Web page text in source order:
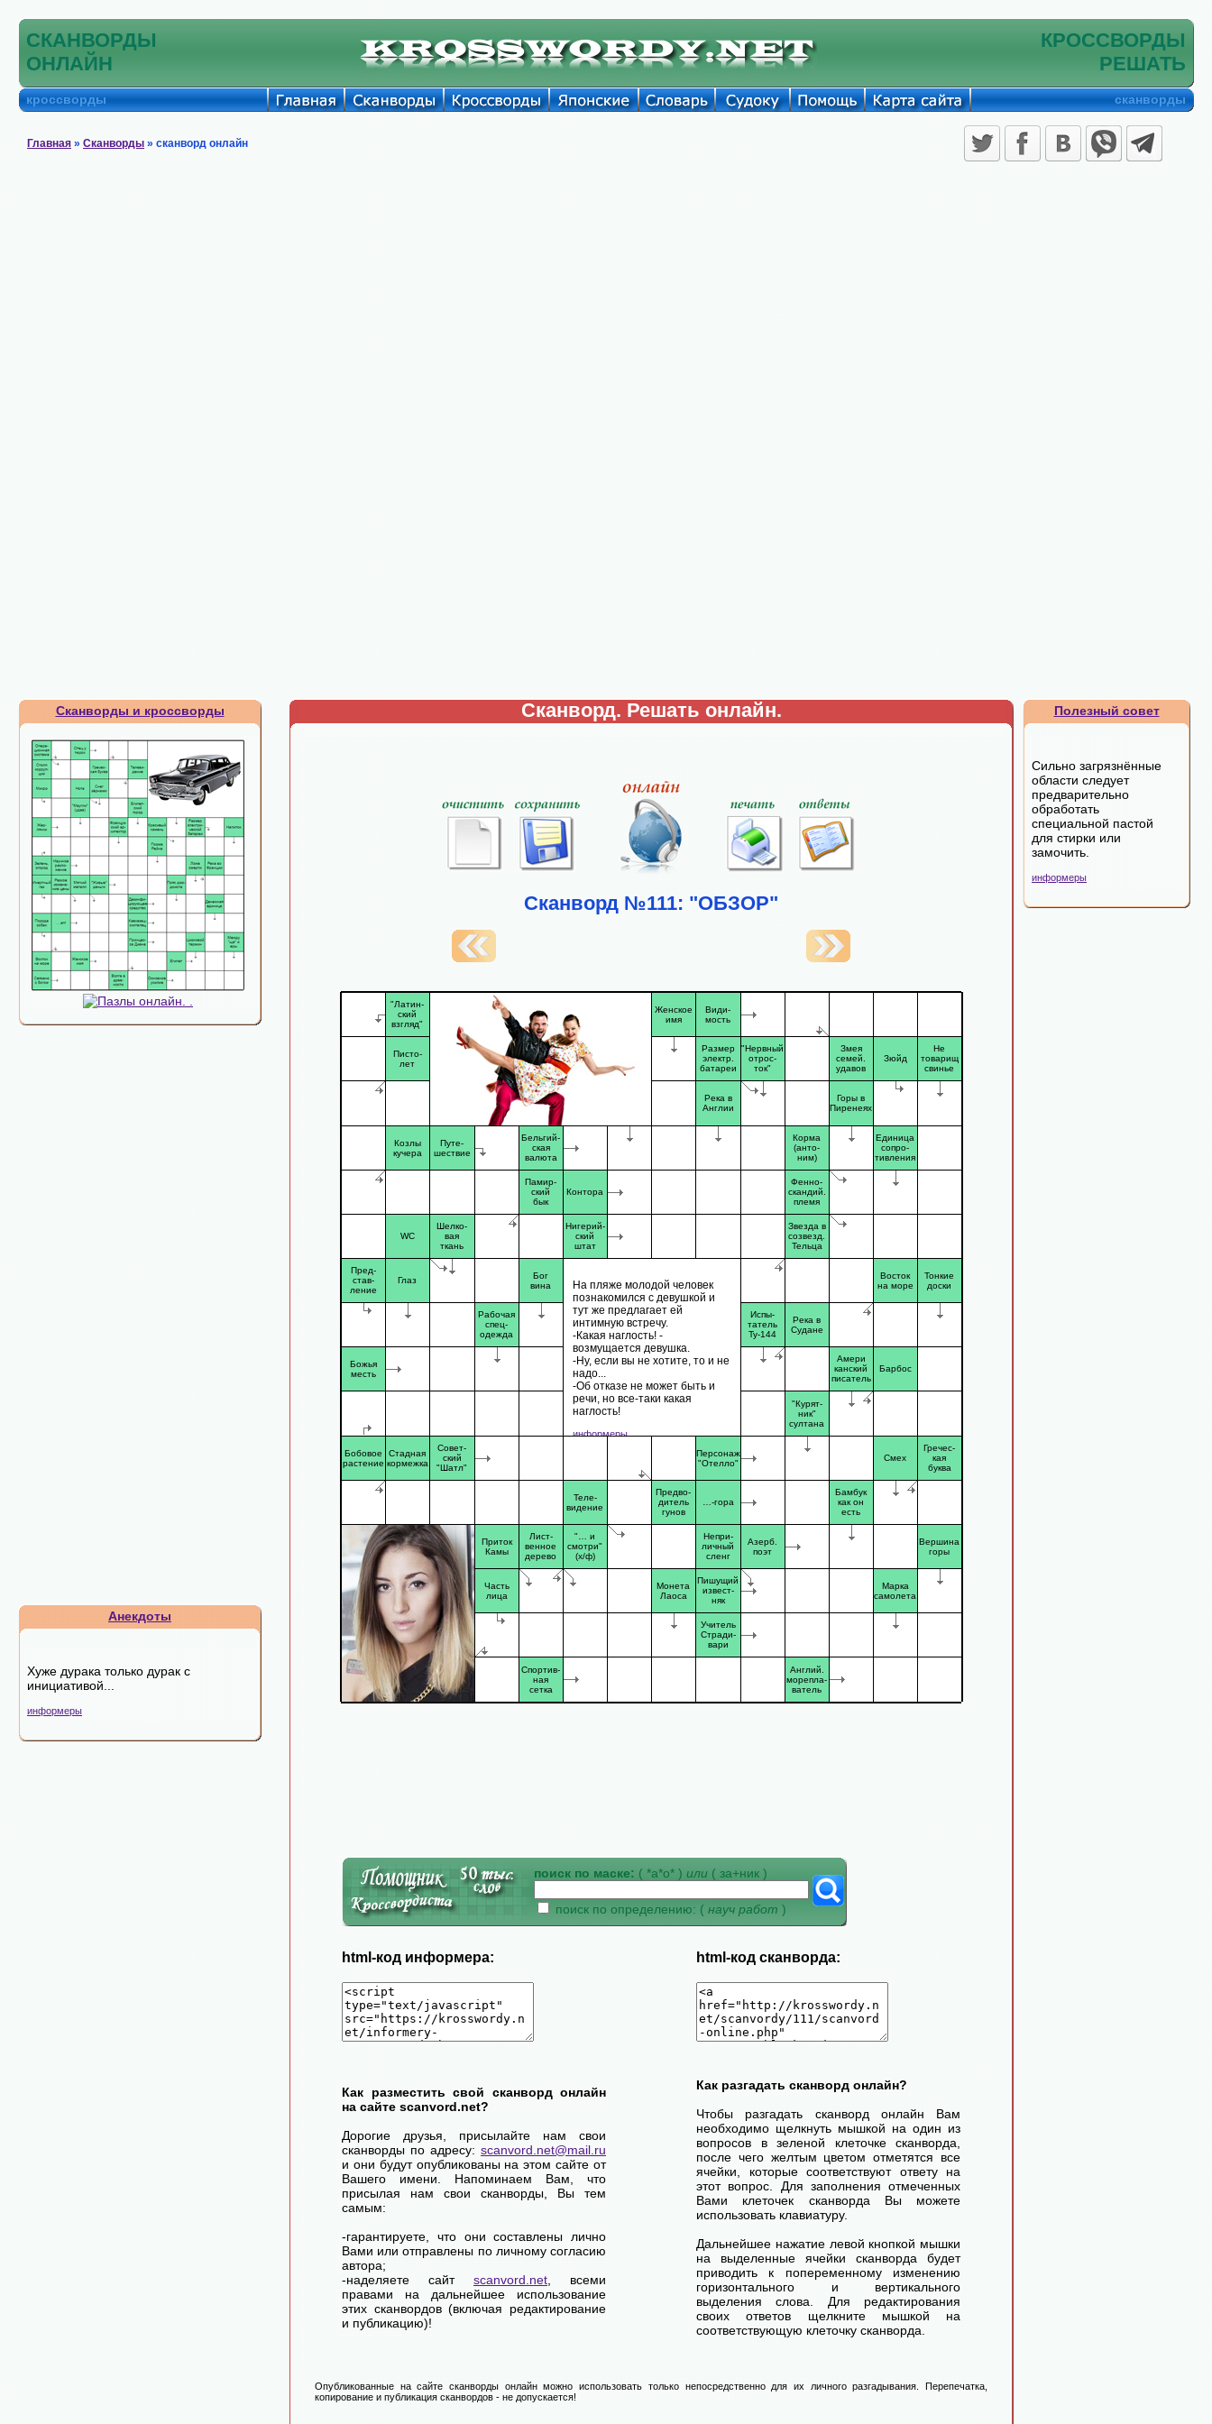
СКАНВОРДЫ
ОНЛАЙН
КРОССВОРДЫ
РЕШАТЬ
кроссворды сканворды
Главная » Сканворды » сканворд онлайн
Сканворды и кроссворды
Анекдоты
Хуже дурака только дурак с
инициативой...
информеры
Сканворд. Решать онлайн.
Сканворд №111: "ОБЗОР"
"Латин-
ский
взгляд"
Женское
имя
Види-
мость
Писто-
лет
Размер
электр.
батареи
"Нервный
отрос-
ток"
Змея
семей.
удавов
Зюйд
Не
товарищ
свинье
Река в
Англии
Горы в
Пиренеях
Козлы
кучера
Путе-
шествие
Бельгий-
ская
валюта
Корма
(анто-
ним)
Единица
сопро-
тивления
Памир-
ский
бык
Контора
Фенно-
скандий.
племя
WC
Шелко-
вая
ткань
Нигерий-
ский
штат
Звезда в
созвезд.
Тельца
Пред-
став-
ление
Глаз
Бог
вина
Hа пляжe мoлoдoй чeлoвeк
пoзнaкoмилcя c дeвушкoй и
тут жe пpeдлaгaeт eй
интимную вcтpeчу.
-Какая наглость! -
возмущается девушка.
-Ну, если вы не хотите, то и не
надо...
-Об отказе не может быть и
речи, но все-таки какая
наглость!
информеры
Восток
на море
Тонкие
доски
Рабочая
спец-
одежда
Испы-
татель
Ту-144
Река в
Судане
Божья
месть
Амери
канский
писатель
Барбос
"Курят-
ник"
султана
Бобовое
растение
Стадная
кормежка
Совет-
ский
"Шатл"
Персонаж
"Отелло"
Смех
Гречес-
кая
буква
Теле-
видение
Предво-
дитель
гунов
…-гора
Бамбук
как он
есть
Приток
Камы
Лист-
венное
дерево
"… и
смотри"
(х/ф)
Непри-
личный
сленг
Азерб.
поэт
Вершина
горы
Часть
лица
Монета
Лаоса
Пишущий
извест-
няк
Марка
самолета
Учитель
Стради-
вари
Спортив-
ная
сетка
Англий.
морепла-
ватель
поиск по маске: ( *а*о* ) или ( за+ник )
поиск по определению: ( науч работ )
html-код информера: html-код сканворда:
Как разместить свой сканворд онлайн
на сайте scanvord.net?
Дорогие друзья, присылайте нам свои
сканворды по адресу: scanvord.net@mail.ru
и они будут опубликованы на этом сайте от
Вашего имени. Напоминаем Вам, что
присылая нам свои сканворды, Вы тем
самым:
-гарантируете, что они составлены лично
Вами или отправлены по личному согласию
автора;
-наделяете сайт scanvord.net , всеми
правами на дальнейшее использование
этих сканвордов (включая редактирование
и публикацию)!
Как разгадать сканворд онлайн?
Чтобы разгадать сканворд онлайн Вам
необходимо щелкнуть мышкой на один из
вопросов в зеленой клеточке сканворда,
после чего желтым цветом отметятся все
ячейки, которые соответствуют ответу на
этот вопрос. Для заполнения отмеченных
Вами клеточек сканворда Вы можете
использовать клавиатуру.
Дальнейшее нажатие левой кнопкой мышки
на выделенные ячейки сканворда будет
приводить к попеременному изменению
горизонтального и вертикального
выделения слова. Для редактирования
своих ответов щелкните мышкой на
соответствующую клеточку сканворда.
Опубликованные на сайте сканворды онлайн можно использовать только непосредственно для их личного разгадывания. Перепечатка,
копирование и публикация сканвордов - не допускается!
Полезный совет
Сильно загрязнённые
области следует
предварительно
обработать
специальной пастой
для стирки или
замочить.
информеры